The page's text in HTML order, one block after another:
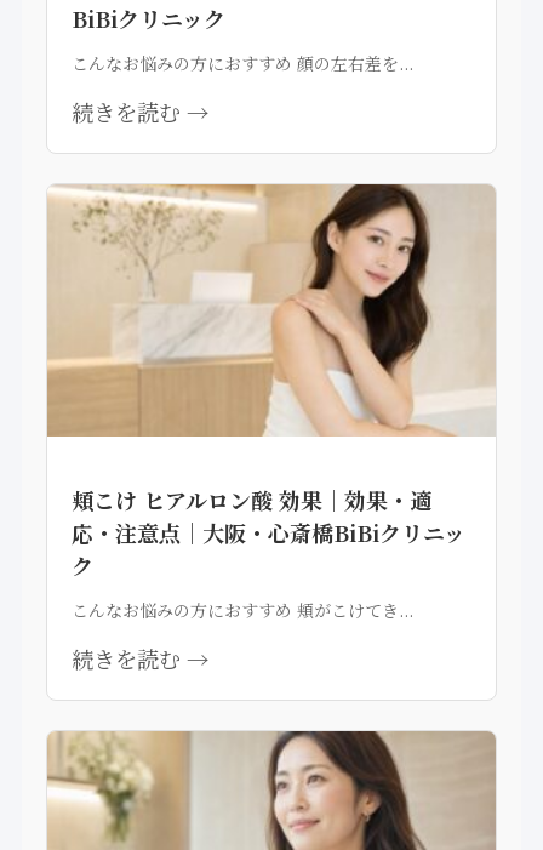
BiBiクリニック
こんなお悩みの方におすすめ 顔の左右差を...
続きを読む →
頬こけ ヒアルロン酸 効果｜効果・適
応・注意点｜大阪・心斎橋BiBiクリニッ
ク
こんなお悩みの方におすすめ 頬がこけてき...
続きを読む →